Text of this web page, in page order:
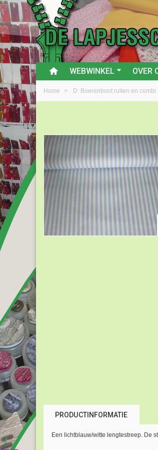
WEBWINKEL OVER
Home > D: Boerenbont ruiten en combi
PRODUCTINFORMATIE
Een lichtblauw/witte lengtestreep. De